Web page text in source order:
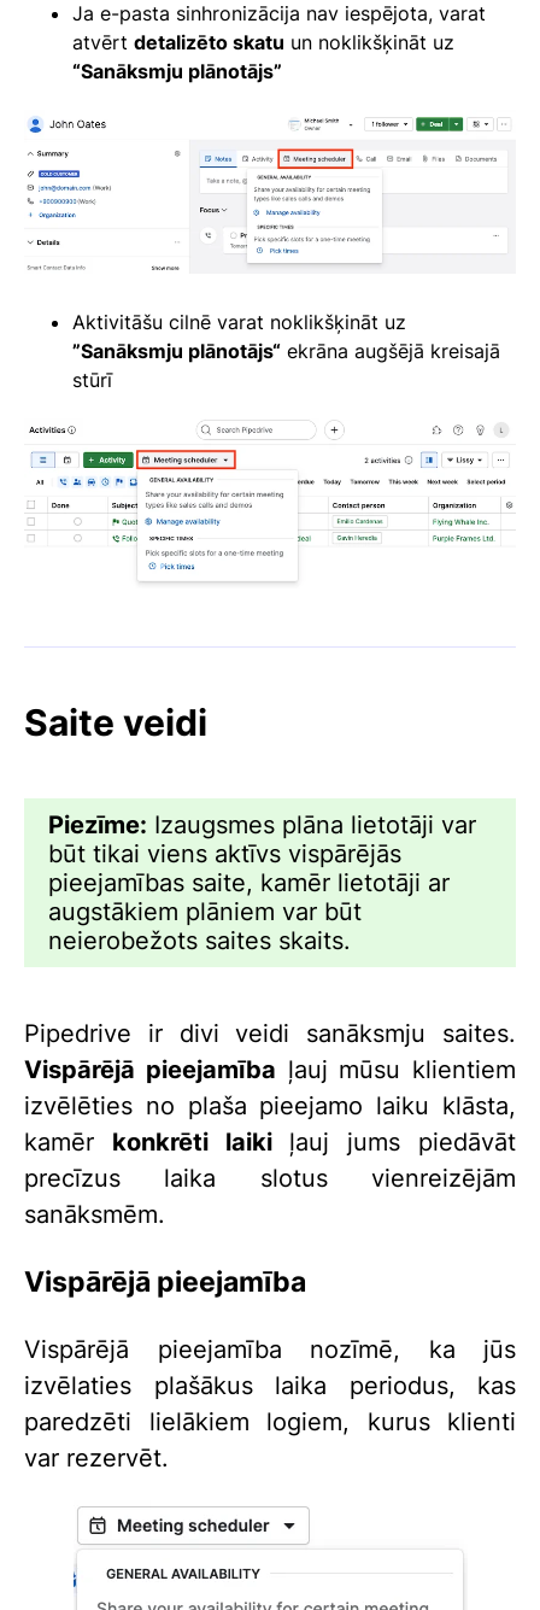
Ja e-pasta sinhronizācija nav iespējota, varat
atvērt detalizēto skatu un noklikšķināt uz
“Sanāksmju plānotājs”
Aktivitāšu cilnē varat noklikšķināt uz
”Sanāksmju plānotājs“ ekrāna augšējā kreisajā
stūrī
Saite veidi
Piezīme: Izaugsmes plāna lietotāji var
būt tikai viens aktīvs vispārējās
pieejamības saite, kamēr lietotāji ar
augstākiem plāniem var būt
neierobežots saites skaits.
Pipedrive ir divi veidi sanāksmju saites.
Vispārējā pieejamība ļauj mūsu klientiem
izvēlēties no plaša pieejamo laiku klāsta,
kamēr konkrēti laikiļauj jums piedāvāt
precīzus laika slotus vienreizējām
sanāksmēm.
Vispārējā pieejamība
Vispārējā pieejamība nozīmē, ka jūs
izvēlaties plašākus laika periodus, kas
paredzēti lielākiem logiem, kurus klienti
var rezervēt.